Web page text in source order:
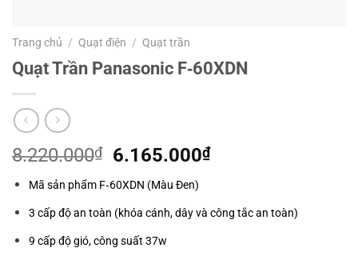
Trang chủ / Quạt điện / Quạt trần
Quạt Trần Panasonic F‑60XDN
8.220.000₫
Giá
là:
8.220.000₫.
6.165.000₫Giá
là:
Mã sản phẩm F‑60XDN (Màu Đen)
3 cấp độ an toàn (khóa cánh, dây và công tắc an toàn)
9 cấp độ gió, công suất 37w